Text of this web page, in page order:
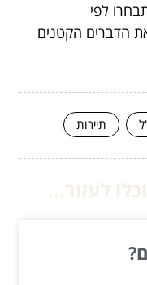
לפי
הדברים הקטנים
תיירות
לעזור...